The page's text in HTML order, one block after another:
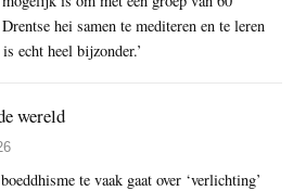
hei samen te mediteren en te leren
echt heel bijzonder.’
wereld
te vaak gaat over ‘verlichting’